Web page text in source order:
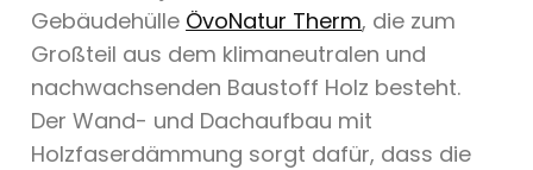
Gebäudehülle ÖvoNatur Therm, die zum
Großteil aus dem klimaneutralen und
nachwachsenden Baustoff Holz besteht.
Der Wand- und Dachaufbau mit
Holzfaserdämmung sorgt dafür, dass die